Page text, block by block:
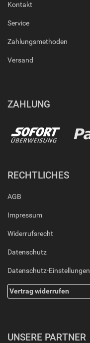
Kontakt
Service
Zahlungsmethoden
Versand
ZAHLUNG
RECHTLICHES
AGB
Impressum
Widerrufsrecht
Datenschutz
Datenschutz-Einstellungen
Vertrag widerrufen
UNSERE PARTNER